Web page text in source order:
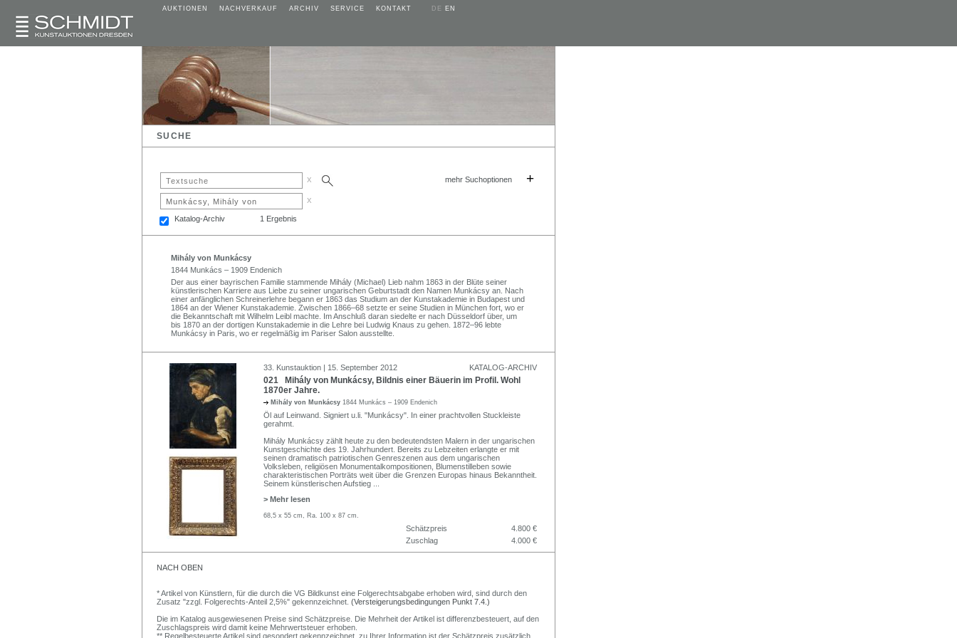
AUKTIONEN NACHVERKAUF ARCHIV SERVICE KONTAKT DE EN
SUCHE
x mehr Suchoptionen +
x
Katalog-Archiv 1 Ergebnis
Mihály von Munkácsy
1844 Munkács – 1909 Endenich
Der aus einer bayrischen Familie stammende Mihály (Michael) Lieb nahm 1863 in der Blüte seiner
künstlerischen Karriere aus Liebe zu seiner ungarischen Geburtstadt den Namen Munkácsy an. Nach
einer anfänglichen Schreinerlehre begann er 1863 das Studium an der Kunstakademie in Budapest und
1864 an der Wiener Kunstakademie. Zwischen 1866–68 setzte er seine Studien in München fort, wo er
die Bekanntschaft mit Wilhelm Leibl machte. Im Anschluß daran siedelte er nach Düsseldorf über, um
bis 1870 an der dortigen Kunstakademie in die Lehre bei Ludwig Knaus zu gehen. 1872–96 lebte
Munkácsy in Paris, wo er regelmäßig im Pariser Salon ausstellte.
33. Kunstauktion | 15. September 2012 KATALOG-ARCHIV
021 Mihály von Munkácsy, Bildnis einer Bäuerin im Profil. Wohl
1870er Jahre.
Mihály von Munkácsy 1844 Munkács – 1909 Endenich
Öl auf Leinwand. Signiert u.li. "Munkácsy". In einer prachtvollen Stuckleiste
gerahmt.
Mihály Munkácsy zählt heute zu den bedeutendsten Malern in der ungarischen
Kunstgeschichte des 19. Jahrhundert. Bereits zu Lebzeiten erlangte er mit
seinen dramatisch patriotischen Genreszenen aus dem ungarischen
Volksleben, religiösen Monumentalkompositionen, Blumenstilleben sowie
charakteristischen Porträts weit über die Grenzen Europas hinaus Bekanntheit.
Seinem künstlerischen Aufstieg
> Mehr lesen
68,5 x 55 cm, Ra. 100 x 87 cm.
Schätzpreis
4.800 €
Zuschlag
4.000 €
NACH OBEN
* Artikel von Künstlern, für die durch die VG Bildkunst eine Folgerechtsabgabe erhoben wird, sind durch den
Zusatz "zzgl. Folgerechts-Anteil 2,5%" gekennzeichnet. (Versteigerungsbedingungen Punkt 7.4.)
Die im Katalog ausgewiesenen Preise sind Schätzpreise. Die Mehrheit der Artikel ist differenzbesteuert, auf den
Zuschlagspreis wird damit keine Mehrwertsteuer erhoben.
** Regelbesteuerte Artikel sind gesondert gekennzeichnet, zu Ihrer Information ist der Schätzpreis zusätzlich